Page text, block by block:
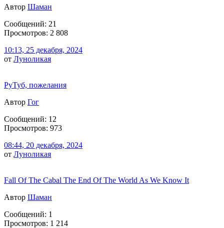
Автор Шаман
Сообщений: 21
Просмотров: 2 808
10:13, 25 декабря, 2024
от Луноликая
РуТуб, пожелания
Автор Гог
Сообщений: 12
Просмотров: 973
08:44, 20 декабря, 2024
от Луноликая
Fall Of The Cabal The End Of The World As We Know It
Автор Шаман
Сообщений: 1
Просмотров: 1 214